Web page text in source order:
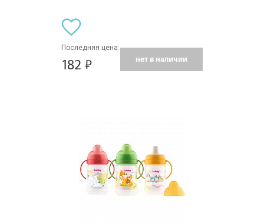
Последняя цена:
182 нет в наличии